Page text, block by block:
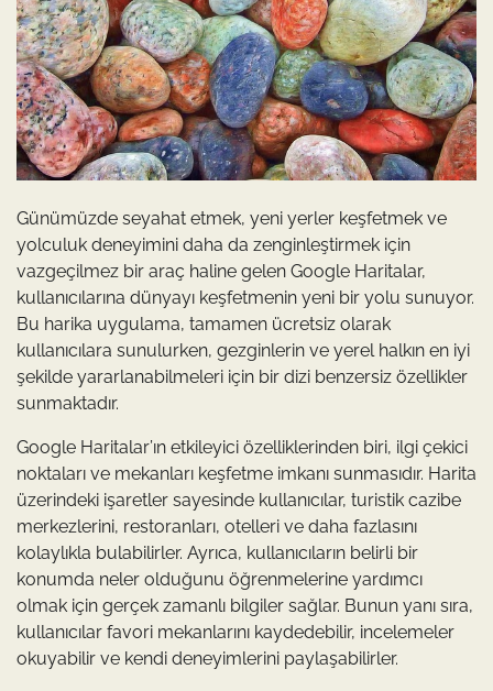
Günümüzde seyahat etmek, yeni yerler keşfetmek ve
yolculuk deneyimini daha da zenginleştirmek için
vazgeçilmez bir araç haline gelen Google Haritalar,
kullanıcılarına dünyayı keşfetmenin yeni bir yolu sunuyor.
Bu harika uygulama, tamamen ücretsiz olarak
kullanıcılara sunulurken, gezginlerin ve yerel halkın en iyi
şekilde yararlanabilmeleri için bir dizi benzersiz özellikler
sunmaktadır.
Google Haritalar’ın etkileyici özelliklerinden biri, ilgi çekici
noktaları ve mekanları keşfetme imkanı sunmasıdır. Harita
üzerindeki işaretler sayesinde kullanıcılar, turistik cazibe
merkezlerini, restoranları, otelleri ve daha fazlasını
kolaylıkla bulabilirler. Ayrıca, kullanıcıların belirli bir
konumda neler olduğunu öğrenmelerine yardımcı
olmak için gerçek zamanlı bilgiler sağlar. Bunun yanı sıra,
kullanıcılar favori mekanlarını kaydedebilir, incelemeler
okuyabilir ve kendi deneyimlerini paylaşabilirler.